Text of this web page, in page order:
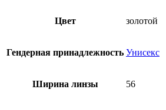
Цвет золотой
Гендерная принадлежность Унисекс
Ширина линзы 56